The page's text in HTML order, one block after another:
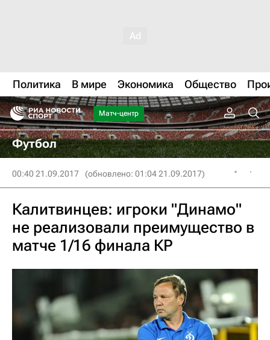
Политика В мире Экономика Общество
Матч-центр
Футбол
00:40 21.09.2017 (обновлено: 01:04 21.09.2017)
Калитвинцев: игроки "Динамо"
не реализовали преимущество в
матче 1/16 финала КР